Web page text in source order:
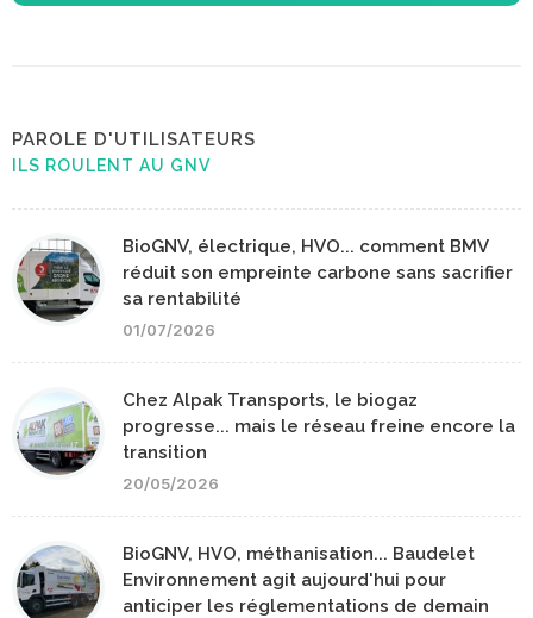
PAROLE D'UTILISATEURS
ILS ROULENT AU GNV
BioGNV, électrique, HVO... comment BMV
réduit son empreinte carbone sans sacrifier
sa rentabilité
01/07/2026
Chez Alpak Transports, le biogaz
progresse... mais le réseau freine encore la
transition
20/05/2026
BioGNV, HVO, méthanisation... Baudelet
Environnement agit aujourd'hui pour
anticiper les réglementations de demain